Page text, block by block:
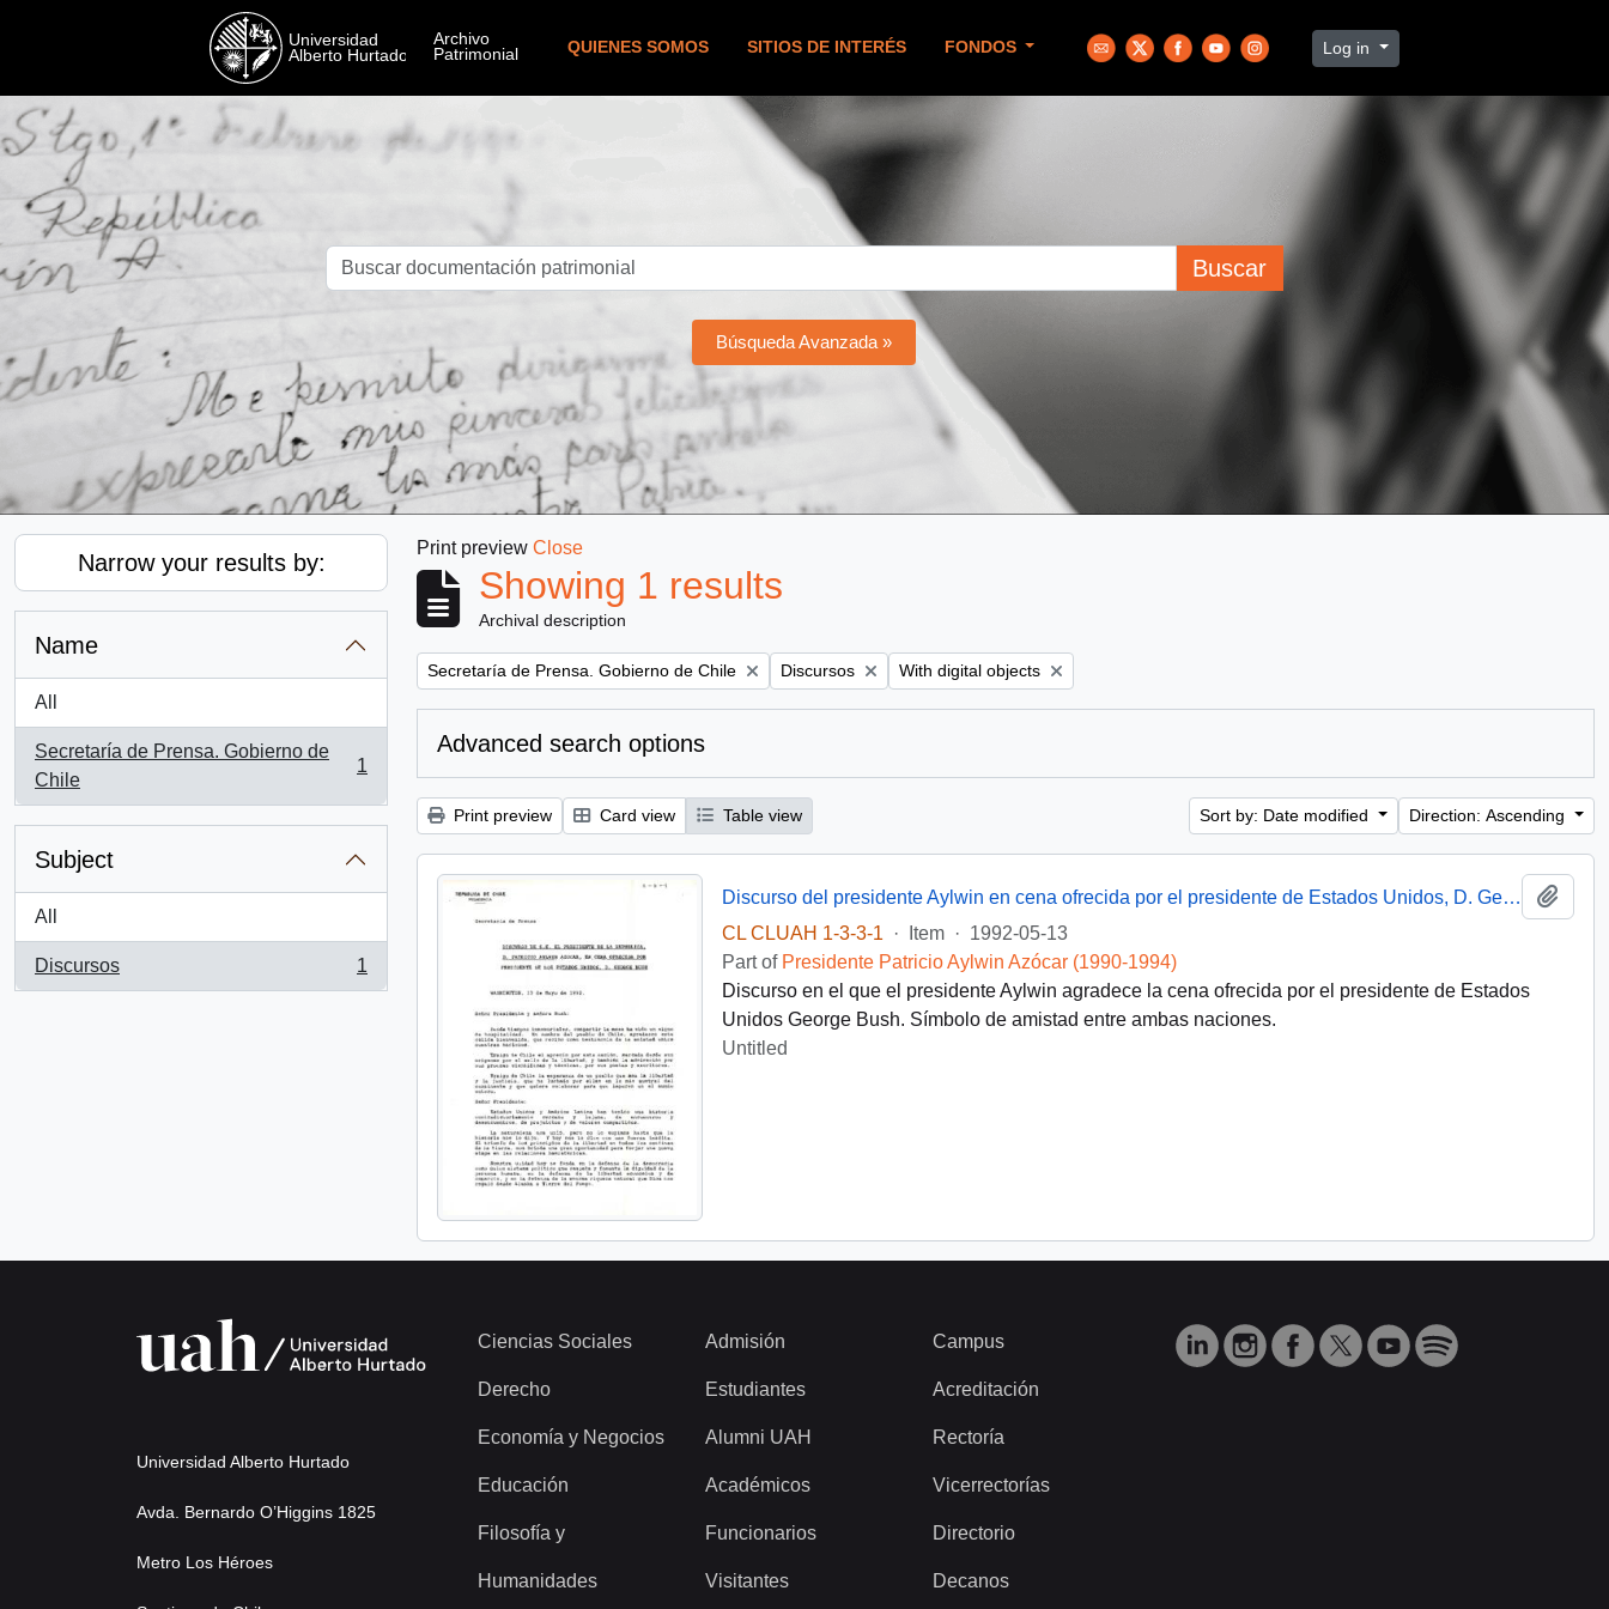
QUIENES SOMOS SITIOS DE INTERÉS FONDOS Log in
Buscar
Búsqueda Avanzada »
Narrow your results by:
Name
All
Secretaría de Prensa. Gobierno de
Chile
, 1 results
1
Subject
All
Discursos
, 1 results
1
Print preview Close
Showing 1 results
Archival description
Remove filter:
Secretaría de Prensa. Gobierno de Chile Remove filter:
Discursos Remove filter:
With digital objects
Advanced search options
Print preview Card view Table view Sort by: Date modified Direction: Ascending
Discurso del presidente Aylwin en cena ofrecida por el presidente de Estados Unidos, D. George Bush
CL CLUAH 1-3-3-1
· Item · 1992-05-13
Part of Presidente Patricio Aylwin Azócar (1990-1994)
Discurso en el que el presidente Aylwin agradece la cena ofrecida por el presidente de Estados
Unidos George Bush. Símbolo de amistad entre ambas naciones.
Untitled
Universidad Alberto Hurtado
Avda. Bernardo O’Higgins 1825
Metro Los Héroes
Ciencias Sociales
Derecho
Economía y Negocios
Educación
Filosofía y
Humanidades
Admisión
Estudiantes
Alumni UAH
Académicos
Funcionarios
Visitantes
Campus
Acreditación
Rectoría
Vicerrectorías
Directorio
Decanos